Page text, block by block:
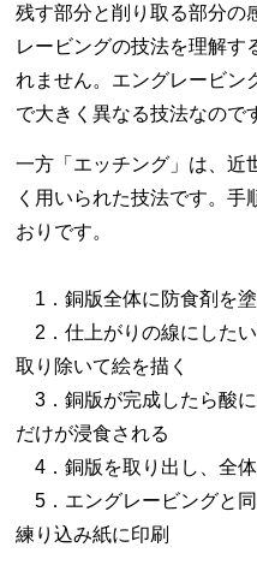
残す部分と削り取る部分の
レービングの技法を理解す
れません。エングレービン
で大きく異なる技法なので
一方「エッチング」は、近
く用いられた技法です。手
おりです。
1．銅版全体に防食剤を
2．仕上がりの線にした
取り除いて絵を描く
3．銅版が完成したら酸
だけが浸食される
4．銅版を取り出し、全
5．エングレービングと
練り込み紙に印刷